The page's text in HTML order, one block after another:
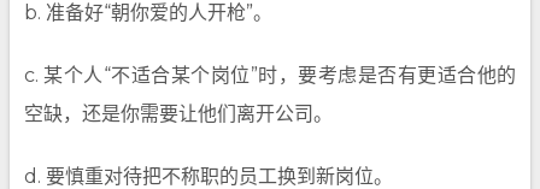
b. 准备好“朝你爱的人开枪”。
c. 某个人“不适合某个岗位”时，要考虑是否有更适合他的
空缺，还是你需要让他们离开公司。
d. 要慎重对待把不称职的员工换到新岗位。